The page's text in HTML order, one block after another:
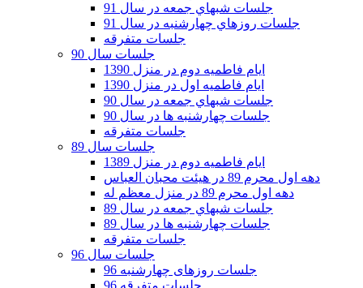
جلسات شبهاي جمعه در سال 91
جلسات روزهاي چهارشنبه در سال 91
جلسات متفرقه
جلسات سال 90
ایام فاطمیه دوم در منزل 1390
ایام فاطمیه اول در منزل 1390
جلسات شبهاي جمعه در سال 90
جلسات چهارشنبه ها در سال 90
جلسات متفرقه
جلسات سال 89
ایام فاطمیه دوم در منزل 1389
دهه اول محرم 89 در هیئت محبان العباس
دهه اول محرم 89 در منزل معظم له
جلسات شبهاي جمعه در سال 89
جلسات چهارشنبه ها در سال 89
جلسات متفرقه
جلسات سال 96
جلسات روزهای چهارشنبه 96
جلسات متفرقه 96